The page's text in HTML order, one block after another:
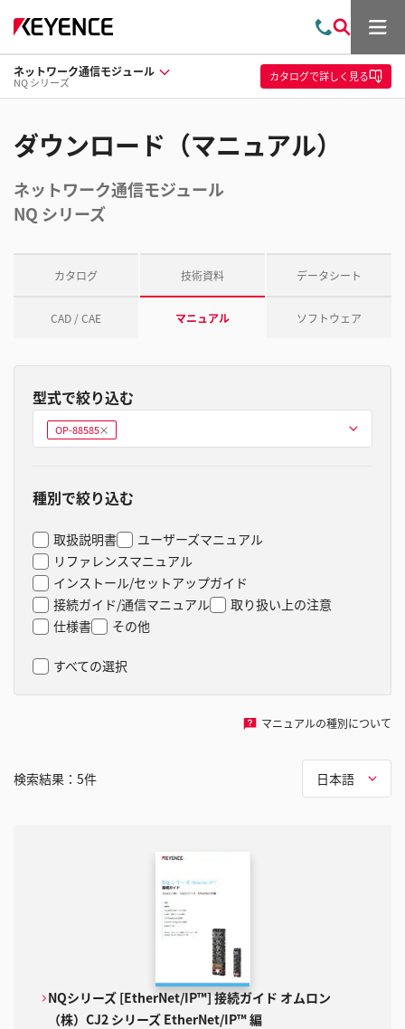
問
い
合
わ
索
メ
ュ
ー
ネットワーク通信モジュール
NQ シリーズ カタログで詳しく見る
ダウンロード（マニュアル）
ネットワーク通信モジュール
NQ シリーズ
カタログ 技術資料 データシート
CAD / CAE マニュアル ソフトウェア
型式で絞り込む
型式を選ぶ
OP-88585削
除
種別で絞り込む
取扱説明書
ユーザーズマニュアル
リファレンスマニュアル
インストール/セットアップガイド
接続ガイド/通信マニュアル
取り扱い上の注意
仕様書
その他
すべての選択
マニュアルの種別について
検索結果： 5件 日本語
NQシリーズ [EtherNet/IP™] 接続ガイド オムロン
（株）CJ2 シリーズ EtherNet/IP™ 編